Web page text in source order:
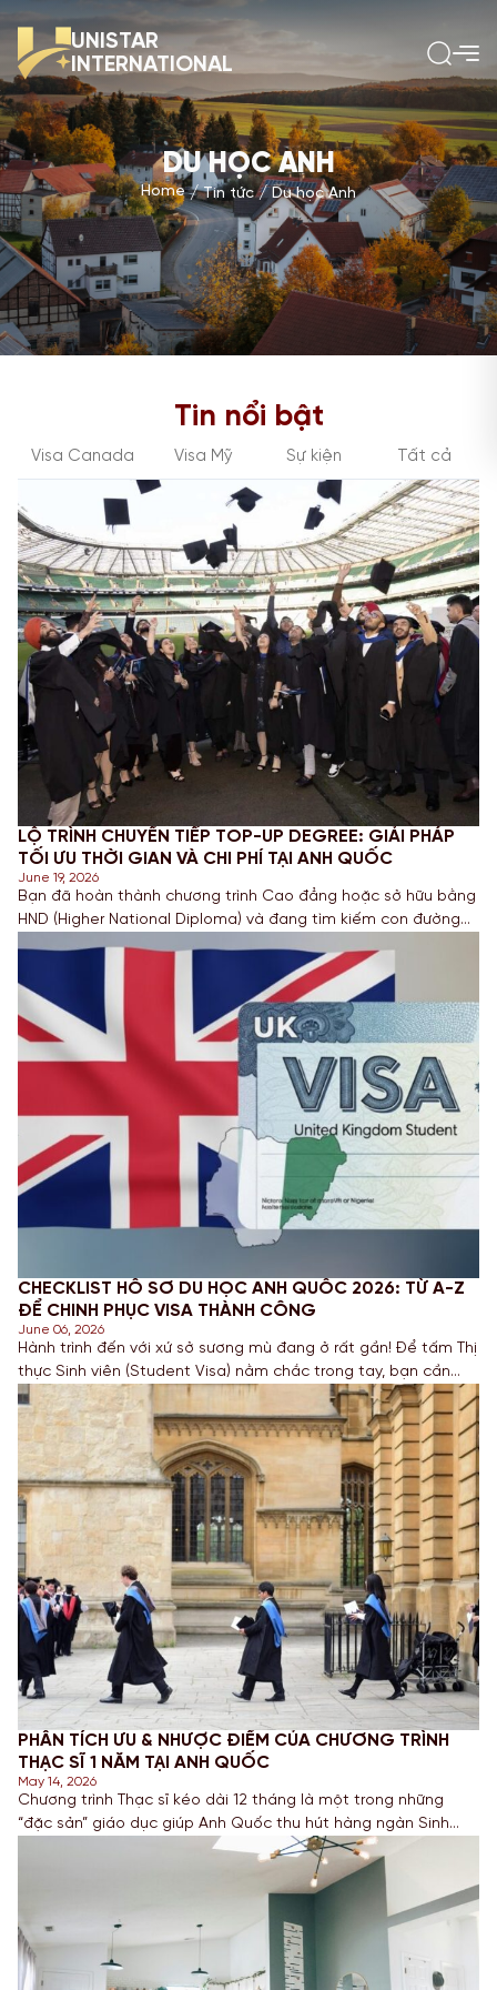
UNISTAR
INTERNATIONAL
DU HỌC ANH
Home Tin tức Du học Anh
Tin nổi bật
Visa Canada Visa Mỹ Sự kiện Tất cả
LỘ TRÌNH CHUYỂN TIẾP TOP-UP DEGREE: GIẢI PHÁP
TỐI ƯU THỜI GIAN VÀ CHI PHÍ TẠI ANH QUỐC
June 19, 2026
Bạn đã hoàn thành chương trình Cao đẳng hoặc sở hữu bằng
HND (Higher National Diploma) và đang tìm kiếm con đường
ngắn nhất để sở hữu tấm bằng Cử nhân danh giá từ một
Quốc gia có nền giáo dục hàng đầu? Lộ trình chuyển tiếp
Top-up degree tại Anh chính là câu trả […]
CHECKLIST HỒ SƠ DU HỌC ANH QUỐC 2026: TỪ A-Z
ĐỂ CHINH PHỤC VISA THÀNH CÔNG
June 06, 2026
Hành trình đến với xứ sở sương mù đang ở rất gần! Để tấm Thị
thực Sinh viên (Student Visa) nằm chắc trong tay, bạn cần
một bộ Hồ sơ chuẩn chỉnh và minh bạch. Chuyên gia UniStar
đã tổng hợp checklist đầy đủ nhất cho kỳ nhập học 2026.
Giấy tờ học thuật […]
PHÂN TÍCH ƯU & NHƯỢC ĐIỂM CỦA CHƯƠNG TRÌNH
THẠC SĨ 1 NĂM TẠI ANH QUỐC
May 14, 2026
Chương trình Thạc sĩ kéo dài 12 tháng là một trong những
“đặc sản” giáo dục giúp Anh Quốc thu hút hàng ngàn Sinh
viên Quốc tế mỗi năm. Tuy nhiên, với cường độ học tập cao,
liệu đây có phải là lựa chọn tối ưu cho bạn trong năm 2026?